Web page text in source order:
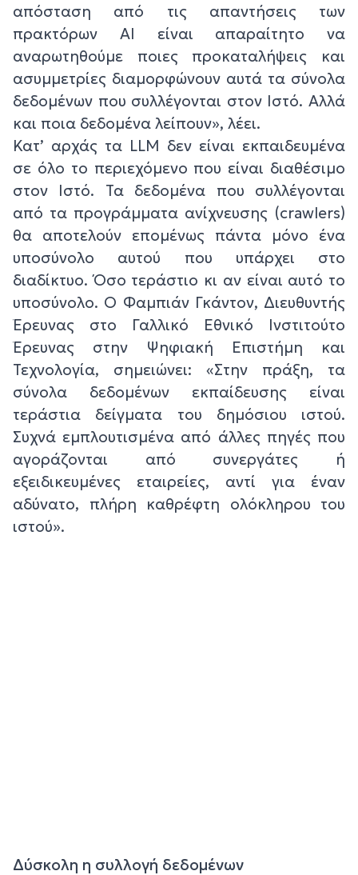
απόσταση από τις απαντήσεις των
πρακτόρων ΑΙ είναι απαραίτητο να
αναρωτηθούμε ποιες προκαταλήψεις και
ασυμμετρίες διαμορφώνουν αυτά τα σύνολα
δεδομένων που συλλέγονται στον Ιστό. Αλλά
και ποια δεδομένα λείπουν», λέει.
Κατ’ αρχάς τα LLM δεν είναι εκπαιδευμένα
σε όλο το περιεχόμενο που είναι διαθέσιμο
στον Ιστό. Τα δεδομένα που συλλέγονται
από τα προγράμματα ανίχνευσης (crawlers)
θα αποτελούν επομένως πάντα μόνο ένα
υποσύνολο αυτού που υπάρχει στο
διαδίκτυο. Όσο τεράστιο κι αν είναι αυτό το
υποσύνολο. Ο Φαμπιάν Γκάντον, Διευθυντής
Έρευνας στο Γαλλικό Εθνικό Ινστιτούτο
Έρευνας στην Ψηφιακή Επιστήμη και
Τεχνολογία, σημειώνει: «Στην πράξη, τα
σύνολα δεδομένων εκπαίδευσης είναι
τεράστια δείγματα του δημόσιου ιστού.
Συχνά εμπλουτισμένα από άλλες πηγές που
αγοράζονται από συνεργάτες ή
εξειδικευμένες εταιρείες, αντί για έναν
αδύνατο, πλήρη καθρέφτη ολόκληρου του
ιστού».
Δύσκολη η συλλογή δεδομένων